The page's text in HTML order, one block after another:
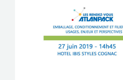
Actualités